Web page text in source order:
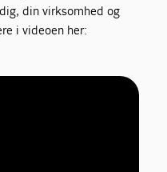
din virksomhed og
i videoen her: